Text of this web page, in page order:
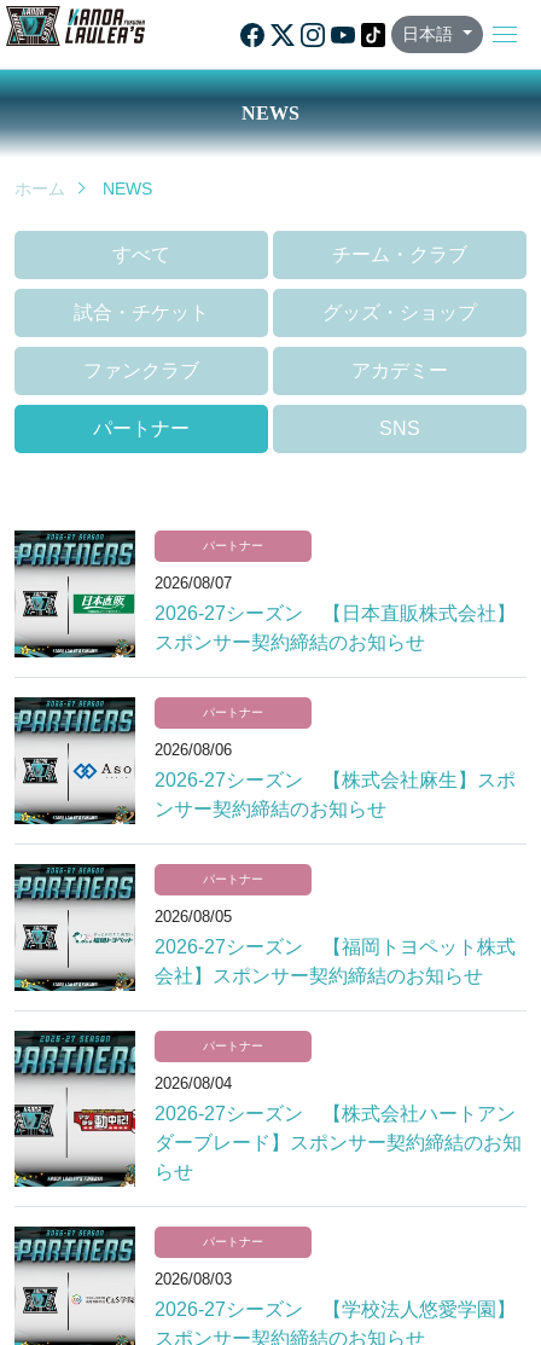
日本語
NEWS
ホーム NEWS
すべて チーム・クラブ
試合・チケット グッズ・ショップ
ファンクラブ アカデミー
パートナー SNS
パートナー
2026/08/07
2026-27シーズン 【日本直販株式会社】
スポンサー契約締結のお知らせ
パートナー
2026/08/06
2026-27シーズン 【株式会社麻生】スポ
ンサー契約締結のお知らせ
パートナー
2026/08/05
2026-27シーズン 【福岡トヨペット株式
会社】スポンサー契約締結のお知らせ
パートナー
2026/08/04
2026-27シーズン 【株式会社ハートアン
ダーブレード】スポンサー契約締結のお知
らせ
パートナー
2026/08/03
2026-27シーズン 【学校法人悠愛学園】
スポンサー契約締結のお知らせ